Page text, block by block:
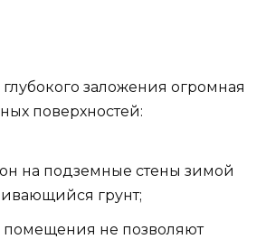
заложения огромная
поверхностей:
на подземные стены зимой
грунт;
помещения не позволяют